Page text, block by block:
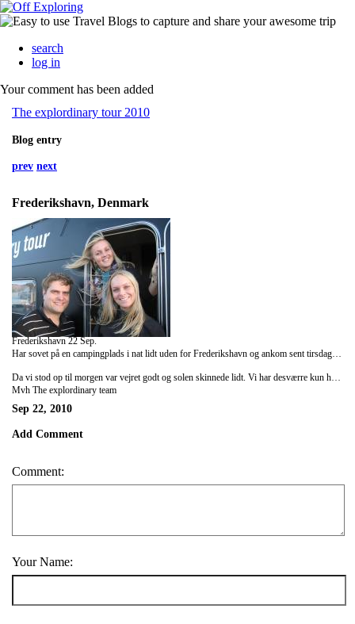
search
log in
Your comment has been added
The explordinary tour 2010
Blog entry
prev next
Frederikshavn, Denmark
Frederikshavn 22 Sep.
Har sovet på en campingplads i nat lidt uden for Frederikshavn og ankom sent tirsdag aften kl. 21.00, vi fik aftensmad på et cafeteria. Køreturen var lang, da vores Land Rover og campingvogn ikke må køre mere end 80 km i timen og det kører den kun på vej ned af bakkerne!!!
Da vi stod op til morgen var vejret godt og solen skinnede lidt. Vi har desværre kun haft 1 tidsbestilling hele dagen, og da vi ringede til kunden havde hun glemt at ringe afbud. Heldigvis står vi ved banegården i Frederikshavn, hvor der kommer en masse forbi, så vi skal nok få lidt at lave. Vi sidder i campingvognen og arbejder, samt holder øje med omgivelserne.
Mvh The explordinary team
Sep 22, 2010
Add Comment
Comment:
Your Name: